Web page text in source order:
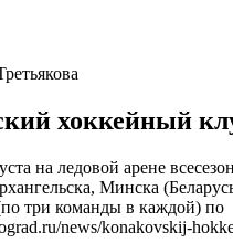
хоккейный
на ледовой арене
Минска
три команды в каждой) по
news/konakovskij-